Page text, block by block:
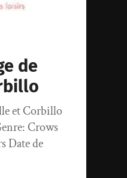
de
et Corbillo
Crows
Date de